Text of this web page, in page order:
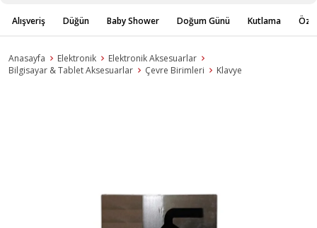
Alışveriş Düğün Baby Shower Doğum Günü Kutlama
Anasayfa Elektronik
Elektronik Aksesuarlar
Bilgisayar & Tablet Aksesuarlar
Çevre Birimleri Klavye